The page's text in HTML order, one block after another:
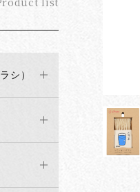
シ）